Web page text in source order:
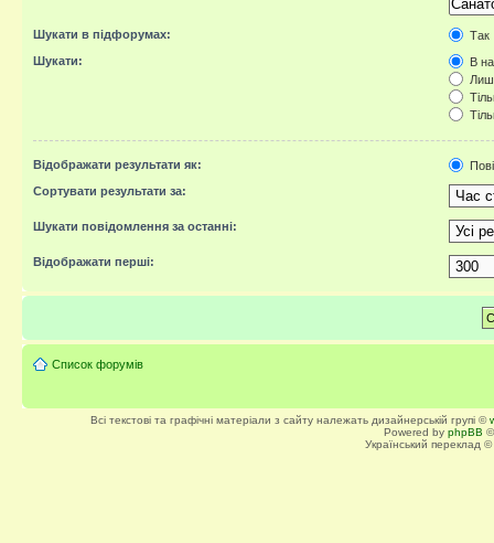
Шукати в підфорумах:
Так
Шукати:
В
Відображати результати як:
Сортувати результати за:
Шукати повідомлення за останні:
Відображати перші:
Список форумів
Всі текстові та графічні матеріали з сайту належать дизайнерській групі ©
Powered by phpBB
Український переклад